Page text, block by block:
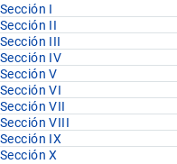
Sección I
Sección II
Sección III
Sección IV
Sección V
Sección VI
Sección VII
Sección VIII
Sección IX
Sección X